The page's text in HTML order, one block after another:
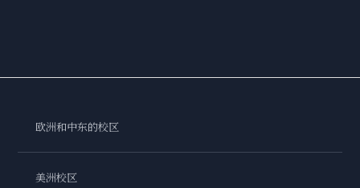
欧洲和中东的校区
美洲校区